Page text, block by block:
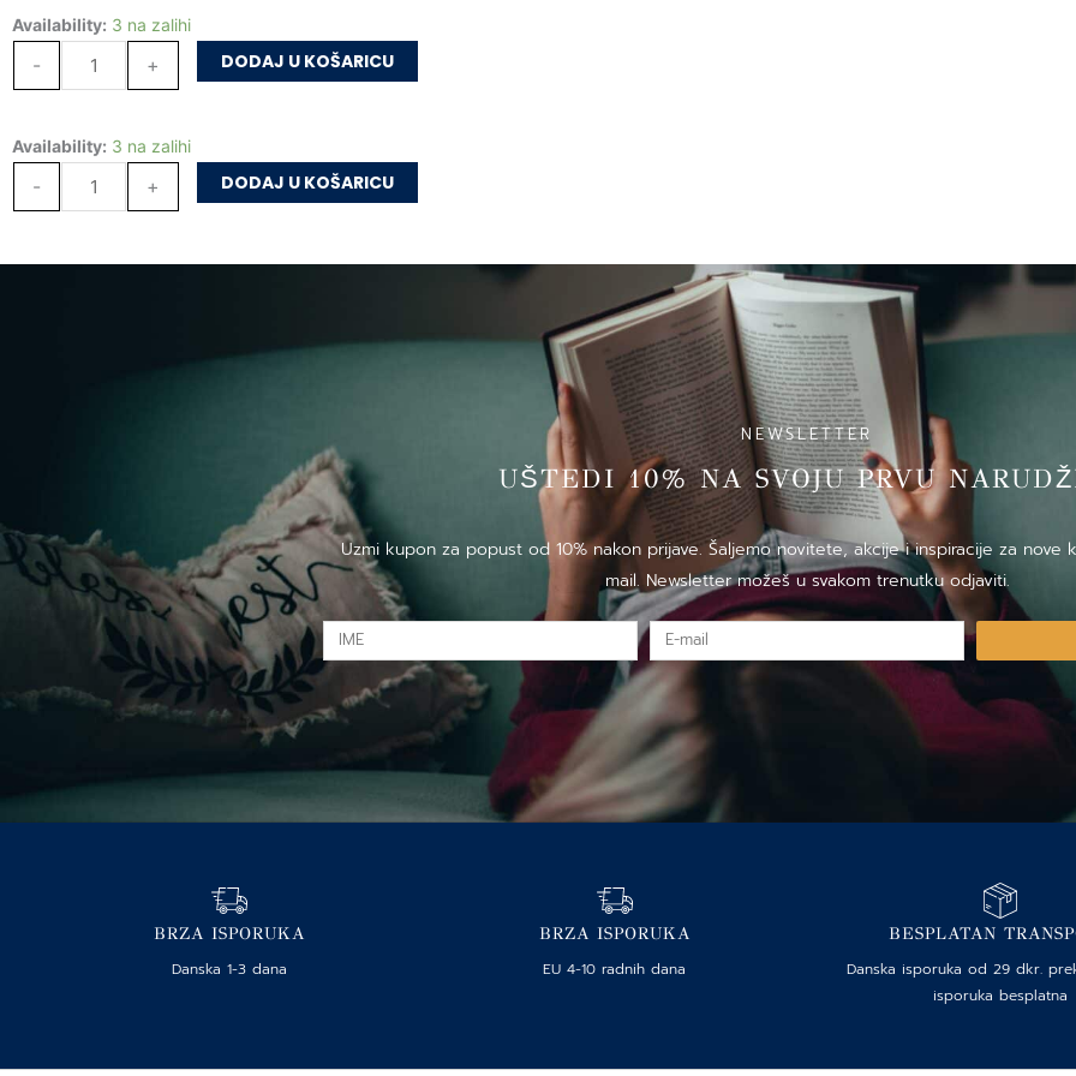
Availability: 3 na zalihi
-
Klopka
muhe
+ DODAJ U KOŠARICU
Availability: 3 na zalihi
-
Klopka
muhe
+ DODAJ U KOŠARICU
NEWSLETTER
UŠTEDI 10% NA SVOJU PRVU
Uzmi kupon za popust od 10% nakon prijave. Šaljemo novitete, akcije i inspiracije za
mail. Newsletter možeš u svakom trenutku odjaviti.
IME
E-
mail
BRZA ISPORUKA
Danska 1-3 dana
BRZA ISPORUKA
EU 4-10 radnih dana
BESPLATAN
Danska isporuka od 29 dkr.
isporuka besplatna